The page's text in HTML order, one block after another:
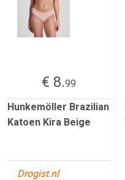
€ 8.99
Hunkemöller Brazilian
Katoen Kira Beige
Drogist.nl